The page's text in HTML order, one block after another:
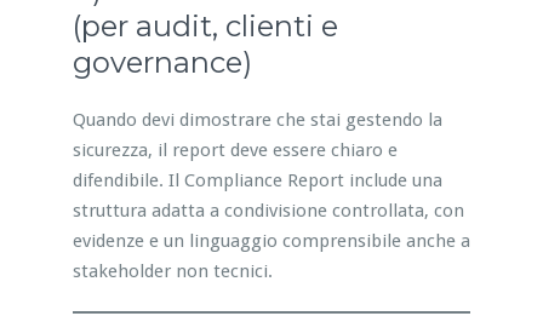
(per audit, clienti e
governance)
Quando devi dimostrare che stai gestendo la
sicurezza, il report deve essere chiaro e
difendibile. Il Compliance Report include una
struttura adatta a condivisione controllata, con
evidenze e un linguaggio comprensibile anche a
stakeholder non tecnici.